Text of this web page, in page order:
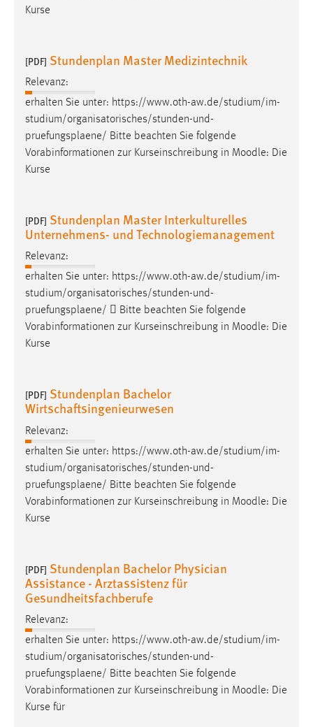
Kurse
[PDF] Stundenplan Master Medizintechnik
Relevanz:
erhalten Sie unter: https://www.oth-aw.de/studium/im-
studium/organisatorisches/stunden-und-
pruefungsplaene/ Bitte beachten Sie folgende
Vorabinformationen zur Kurseinschreibung in Moodle: Die
Kurse
[PDF] Stundenplan Master Interkulturelles
Unternehmens- und Technologiemanagement
Relevanz:
erhalten Sie unter: https://www.oth-aw.de/studium/im-
studium/organisatorisches/stunden-und-
pruefungsplaene/  Bitte beachten Sie folgende
Vorabinformationen zur Kurseinschreibung in Moodle: Die
Kurse
[PDF] Stundenplan Bachelor
Wirtschaftsingenieurwesen
Relevanz:
erhalten Sie unter: https://www.oth-aw.de/studium/im-
studium/organisatorisches/stunden-und-
pruefungsplaene/ Bitte beachten Sie folgende
Vorabinformationen zur Kurseinschreibung in Moodle: Die
Kurse
[PDF] Stundenplan Bachelor Physician
Assistance - Arztassistenz für
Gesundheitsfachberufe
Relevanz:
erhalten Sie unter: https://www.oth-aw.de/studium/im-
studium/organisatorisches/stunden-und-
pruefungsplaene/ Bitte beachten Sie folgende
Vorabinformationen zur Kurseinschreibung in Moodle: Die
Kurse für
fe_user, be_user, be_lastLoginProvider
Zweck:
Dieser Cookie ist notwendig um sich an der Website
einloggen zu können.
STATISTIK
Statistik Cookies erfassen Informationen anonym.
Diese Informationen helfen uns zu verstehen, wie
unsere Besucher unsere Website nutzen.
Matomo
Zweck:
Zugriffsstatistik
Cookie Laufzeit:
Max. 13 Monate
MARKETING
Sie tun dies, indem sie Besucher über Websites
hinweg verfolgen.
Google Ads
Name:
_gcl_au
Anbieter:
Google Ireland Limited